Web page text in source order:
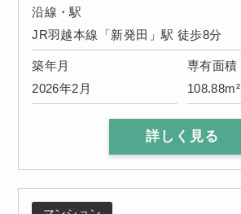
沿線・駅
JR羽越本線「新発田」駅 徒歩8分
築年月
2026年2月
専有面積
108.88m²
詳しく見る